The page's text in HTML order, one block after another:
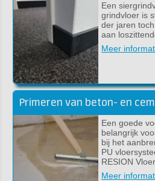
Een
grindvloer is
der jaren
aan
Meer
Primeren van beton- en
Een goede
belangrijk
bij het
PU
RESION
Meer